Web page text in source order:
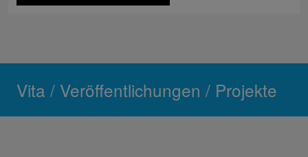
Vita / Veröffentlichungen / Projekte